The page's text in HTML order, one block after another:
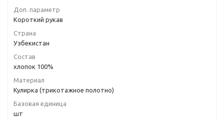
Доп. параметр
Короткий рукав
Страна
Узбекистан
Состав
хлопок 100%
Материал
Кулирка (трикотажное полотно)
Базовая единица
шт